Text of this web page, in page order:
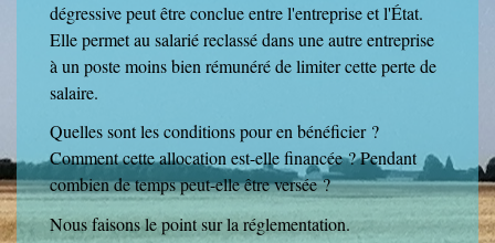
dégressive peut être conclue entre l'entreprise et l'État.
Elle permet au salarié reclassé dans une autre entreprise
à un poste moins bien rémunéré de limiter cette perte de
salaire.
Quelles sont les conditions pour en bénéficier ?
Comment cette allocation est-elle financée ? Pendant
combien de temps peut-elle être versée ?
Nous faisons le point sur la réglementation.